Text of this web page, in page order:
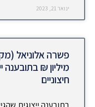
ינואר 21, 2023
מיליון ₪ בתובענה
חיצוניים
בתובענה ייצוגית